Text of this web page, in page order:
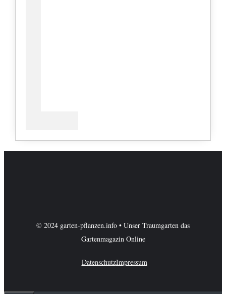
© 2024 garten-pflanzen.info • Unser Traumgarten das
Gartenmagazin Online
DatenschutzImpressum